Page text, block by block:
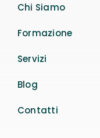
Chi Siamo
Formazione
Servizi
Blog
Contatti